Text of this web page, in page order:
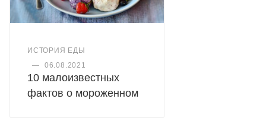
ИСТОРИЯ ЕДЫ
—
06.08.2021
10 малоизвестных
фактов о мороженном